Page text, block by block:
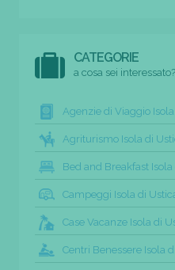
CATEGORIE
a cosa sei interessato?
Agenzie di Viaggio
Agriturismo Isola di
Bed and Breakfast
Campeggi Isola di
Case Vacanze Isola di
Centri Benessere Isola